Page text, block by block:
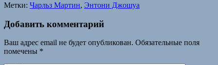
Метки: Чарльз Мартин, Энтони Джошуа
Добавить комментарий
Ваш адрес email не будет опубликован. Обязательные поля
помечены *